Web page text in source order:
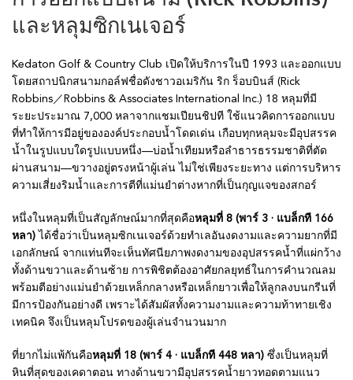
และหลุมซิกเนเจอร์
Kedaton Golf & Country Club เปิดให้บริการในปี 1993 และออกแบบ
โดยสถาปนิกสนามกอล์ฟชื่อดังชาวอเมริกัน ริก ร็อบบินส์ (Rick
Robbins／Robbins & Associates International Inc.) 18 หลุมที่มี
ระยะประมาณ 7,000 หลาจากแชมเปียนชิปที ใช้แนวคิดการออกแบบ
ที่ทำให้การมีอยู่ขององค์ประกอบน้ำโดดเด่น เกือบทุกหลุมจะมีอุปสรรค
น้ำในรูปแบบใดรูปแบบหนึ่ง—บ่อน้ำเทียมหรือลำธารธรรมชาติที่ตัด
ผ่านสนาม—ขวางอยู่ตรงหน้าผู้เล่น ไม่ใช่เพียงระยะทาง แต่การบริหาร
ความเสี่ยงริมน้ำและการตีที่แม่นยำต่างหากที่เป็นกุญแจของสกอร์
หนึ่งในหลุมที่เป็นสัญลักษณ์มากที่สุดคือหลุมที่ 8 (พาร์ 3 · แบล็กที 166
หลา) ได้ชื่อว่าเป็นหลุมซิกเนเจอร์ด้วยทำเลอันงดงามและความยากที่มี
เอกลักษณ์ จากแท่นทีจะเห็นทัศนียภาพงดงามของอุปสรรคน้ำที่แผ่กว้าง
ทั้งด้านขวาและด้านซ้าย การพิชิตต้องอาศัยกลยุทธ์ในการคำนวณลม
พร้อมตีอย่างแม่นยำด้วยเหล็กกลางหรือเหล็กยาวเพื่อให้ลูกลงบนกรีนที่
มีการป้องกันอย่างดี เพราะได้สัมผัสทั้งความงามและความท้าทายเชิง
เทคนิค จึงเป็นหลุมโปรดของผู้เล่นจำนวนมาก
ที่ยากไม่แพ้กันคือหลุมที่ 18 (พาร์ 4 · แบล็กที 448 หลา) ซึ่งเป็นหลุมที่
หินที่สุดของเคดาตอน ทางด้านขวามีอุปสรรคน้ำยาวทอดตามแนว